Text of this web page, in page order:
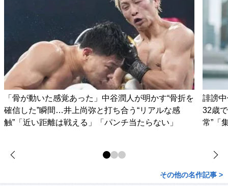
「骨が動いた感覚あった」中谷潤人が明かす“骨折を
確信した”瞬間…井上尚弥と打ち合う“リアルな感
触”「近い距離は戦える」「パンチ当たらない」
誹謗
32歳
常”「
その他の名作記事 >